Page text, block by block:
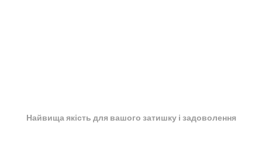
Найвища якість для вашого затишку і задоволення